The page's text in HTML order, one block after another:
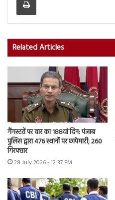
Related Articles
गैंगस्टरों पर वार का 188वां दिन: पंजाब
पुलिस द्वारा 476 स्थानों पर छापेमारी; 260
गिरफ्तार
28 July 2026 - 12:37 PM